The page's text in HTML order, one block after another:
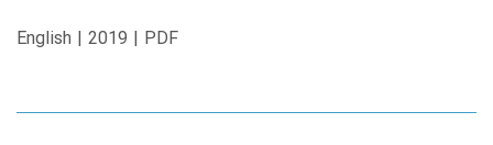
English | 2019 | PDF